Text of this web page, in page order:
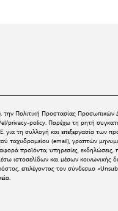
την Πολιτική Προστασίας Προσωπικών
privacy-policy. Παρέχω τη ρητή
για τη συλλογή και επεξεργασία
ταχυδρομείου (email), γραπτών
προϊόντα, υπηρεσίες,
ιστοσελίδων και μέσων
επιλέγοντας τον σύνδεσμο